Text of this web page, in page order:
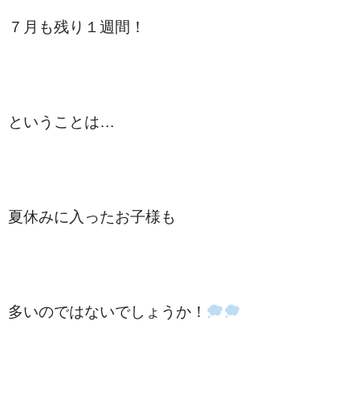
７月も残り１週間！
ということは…
夏休みに入ったお子様も
多いのではないでしょうか！